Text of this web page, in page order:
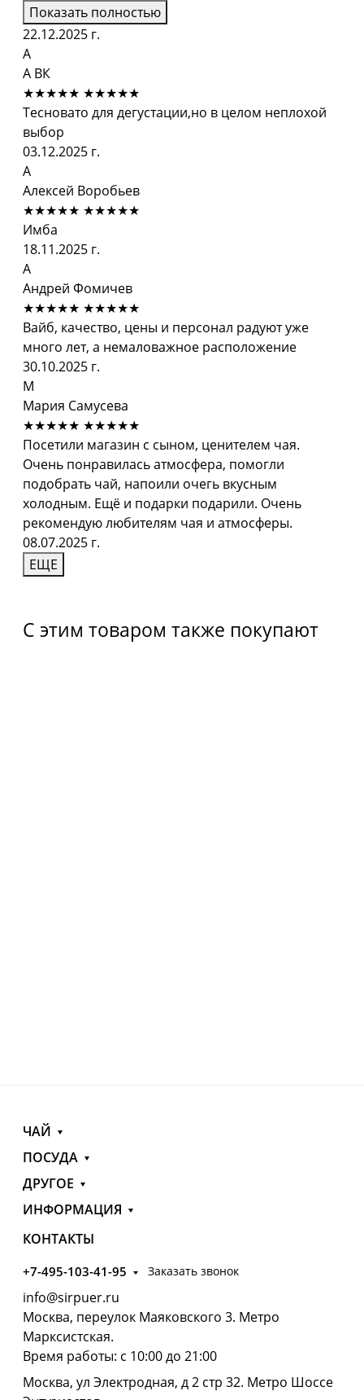
Показать полностью
22.12.2025 г.
А
А ВК
★★★★★ ★★★★★
Тесновато для дегустации,но в целом неплохой
выбор
03.12.2025 г.
А
Алексей Воробьев
★★★★★ ★★★★★
Имба
18.11.2025 г.
А
Андрей Фомичев
★★★★★ ★★★★★
Вайб, качество, цены и персонал радуют уже
много лет, а немаловажное расположение
30.10.2025 г.
М
Мария Самусева
★★★★★ ★★★★★
Посетили магазин с сыном, ценителем чая.
Очень понравилась атмосфера, помогли
подобрать чай, напоили очегь вкусным
холодным. Ещё и подарки подарили. Очень
рекомендую любителям чая и атмосферы.
08.07.2025 г.
ЕЩЕ
С этим товаром также покупают
ЧАЙ
ПОСУДА
ДРУГОЕ
ИНФОРМАЦИЯ
КОНТАКТЫ
+7-495-103-41-95 Заказать звонок
info@sirpuer.ru
Москва, переулок Маяковского 3. Метро
Марксистская.
Время работы: с 10:00 до 21:00
Москва, ул Электродная, д 2 стр 32. Метро Шоссе